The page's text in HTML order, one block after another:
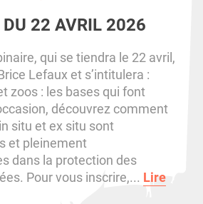
22 AVRIL 2026
qui se tiendra le 22 avril,
Lefaux et s’intitulera :
zoos : les bases qui font
découvrez comment
situ et ex situ sont
et pleinement
dans la protection des
Pour vous inscrire,... Lire